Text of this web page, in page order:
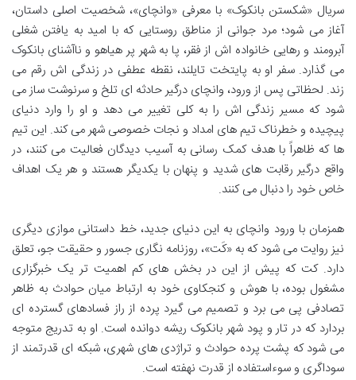
سریال «شکستن بانکوک» با معرفی «وانچای»، شخصیت اصلی داستان،
آغاز می شود؛ مرد جوانی از مناطق روستایی که با امید به یافتن شغلی
آبرومند و رهایی خانواده اش از فقر، پا به شهر پر هیاهو و ناآشنای بانکوک
می گذارد. سفر او به پایتخت تایلند، نقطه عطفی در زندگی اش رقم می
زند. لحظاتی پس از ورود، وانچای درگیر حادثه ای تلخ و سرنوشت ساز می
شود که مسیر زندگی اش را به کلی تغییر می دهد و او را وارد دنیای
پیچیده و خطرناک تیم های امداد و نجات خصوصی شهر می کند. این تیم
ها که ظاهراً با هدف کمک رسانی به آسیب دیدگان فعالیت می کنند، در
واقع درگیر رقابت های شدید و پنهان با یکدیگر هستند و هر یک اهداف
خاص خود را دنبال می کنند.
همزمان با ورود وانچای به این دنیای جدید، خط داستانی موازی دیگری
نیز روایت می شود که به «کَت»، روزنامه نگاری جسور و حقیقت جو، تعلق
دارد. کت که پیش از این در بخش های کم اهمیت تر یک خبرگزاری
مشغول بوده، با هوش و کنجکاوی خود به ارتباط میان حوادث به ظاهر
تصادفی پی می برد و تصمیم می گیرد پرده از راز فسادهای گسترده ای
بردارد که در تار و پود شهر بانکوک ریشه دوانده است. او به تدریج متوجه
می شود که پشت پرده حوادث و تراژدی های شهری، شبکه ای قدرتمند از
سوداگری و سوءاستفاده از قدرت نهفته است.